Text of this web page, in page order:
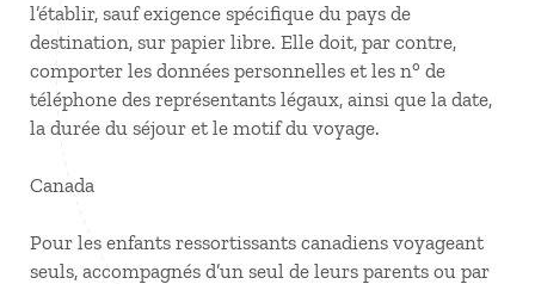
l’établir, sauf exigence spécifique du pays de
destination, sur papier libre. Elle doit, par contre,
comporter les données personnelles et les n° de
téléphone des représentants légaux, ainsi que la date,
la durée du séjour et le motif du voyage.
Canada
Pour les enfants ressortissants canadiens voyageant
seuls, accompagnés d’un seul de leurs parents ou par